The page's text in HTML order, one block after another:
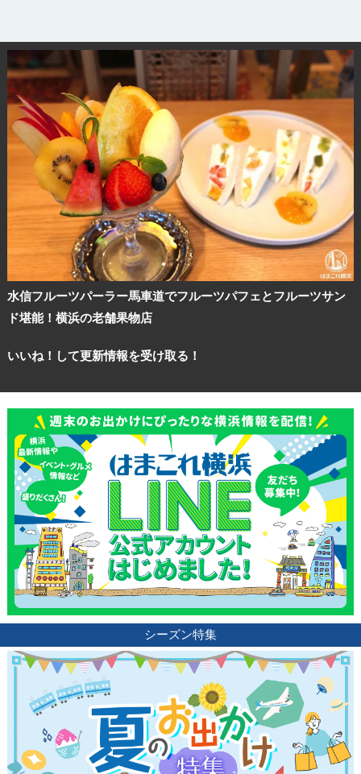
水信フルーツパーラー馬車道でフルーツパフェとフルーツサン
ド堪能！横浜の老舗果物店
いいね！して更新情報を受け取る！
シーズン特集